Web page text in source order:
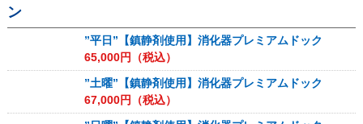
ン
”平日”【鎮静剤使用】消化器プレミアムドック
65,000円（税込）
”土曜”【鎮静剤使用】消化器プレミアムドック
67,000円（税込）